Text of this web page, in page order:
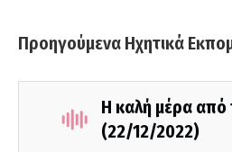
Προηγούμενα Ηχητικά
Η καλή μέρα από
(22/12/2022)